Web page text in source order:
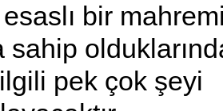
bir
sahip
pek çok şeyi